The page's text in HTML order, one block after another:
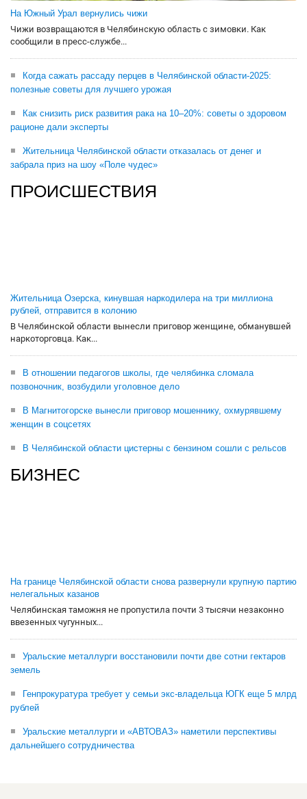
На Южный Урал вернулись чижи
Чижи возвращаются в Челябинскую область с зимовки. Как
сообщили в пресс-службе...
Когда сажать рассаду перцев в Челябинской области-2025:
полезные советы для лучшего урожая
Как снизить риск развития рака на 10–20%: советы о здоровом
рационе дали эксперты
Жительница Челябинской области отказалась от денег и
забрала приз на шоу «Поле чудес»
ПРОИСШЕСТВИЯ
Жительница Озерска, кинувшая наркодилера на три миллиона
рублей, отправится в колонию
В Челябинской области вынесли приговор женщине, обманувшей
наркоторговца. Как...
В отношении педагогов школы, где челябинка сломала
позвоночник, возбудили уголовное дело
В Магнитогорске вынесли приговор мошеннику, охмурявшему
женщин в соцсетях
В Челябинской области цистерны с бензином сошли с рельсов
БИЗНЕС
На границе Челябинской области снова развернули крупную партию
нелегальных казанов
Челябинская таможня не пропустила почти 3 тысячи незаконно
ввезенных чугунных...
Уральские металлурги восстановили почти две сотни гектаров
земель
Генпрокуратура требует у семьи экс-владельца ЮГК еще 5 млрд
рублей
Уральские металлурги и «АВТОВАЗ» наметили перспективы
дальнейшего сотрудничества